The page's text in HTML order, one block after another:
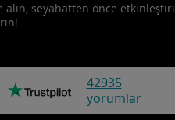
alın, seyahatten önce
42935
yorumlar